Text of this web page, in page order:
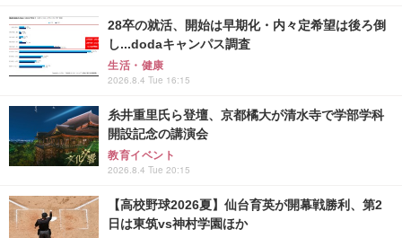
28卒の就活、開始は早期化・内々定希望は後ろ倒
し...dodaキャンパス調査
生活・健康
2026.8.4 Tue 16:15
糸井重里氏ら登壇、京都橘大が清水寺で学部学科
開設記念の講演会
教育イベント
2026.8.4 Tue 20:15
【高校野球2026夏】仙台育英が開幕戦勝利、第2
日は東筑vs神村学園ほか